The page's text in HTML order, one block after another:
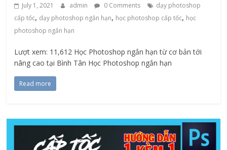
July 1, 2021 admin 0 Comments
dạy photoshop
cấp tốc, dạy photoshop ngắn hạn, học photoshop cấp tốc, học
photoshop ngắn hạn
Lượt xem: 11,612 Học Photoshop ngắn hạn từ cơ bản tới
nâng cao tại Bình Tân Học Photoshop ngắn hạn
Read more